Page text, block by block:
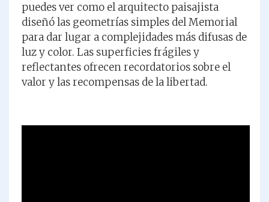
puedes ver como el arquitecto paisajista
diseñó las geometrías simples del Memorial
para dar lugar a complejidades más difusas de
luz y color. Las superficies frágiles y
reflectantes ofrecen recordatorios sobre el
valor y las recompensas de la libertad.